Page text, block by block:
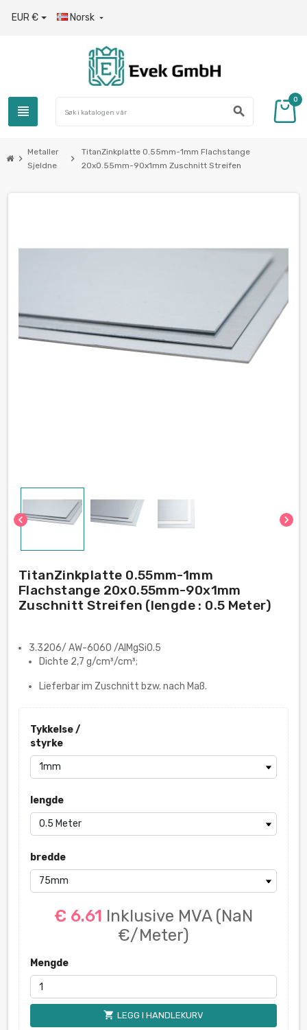
EUR € Norsk 
view_headline search
0
chevron_right
Metaller
Sjeldne
chevron_right
TitanZinkplatte 0.55mm-1mm Flachstange
20x0.55mm-90x1mm Zuschnitt Streifen
chevron_left chevron_right
TitanZinkplatte 0.55mm-1mm
Flachstange 20x0.55mm-90x1mm
Zuschnitt Streifen (lengde : 0.5 Meter)
3.3206/ AW-6060 /AlMgSi0.5
Dichte 2,7 g/cm³/cm³;
Lieferbar im Zuschnitt bzw. nach Maß.
Tykkelse /
styrke
lengde
bredde
€ 6.61 Inklusive MVA (NaN
€/Meter)
Mengde
shopping_cart LEGG I HANDLEKURV